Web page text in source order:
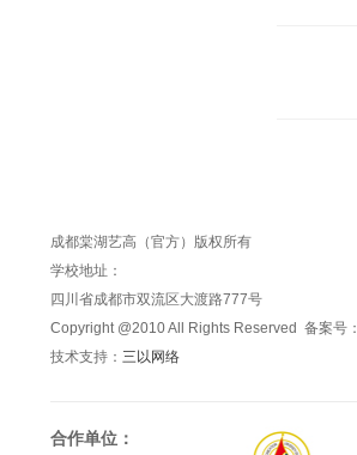
成都棠湖艺高（官方）版权所有
学校地址：
四川省成都市双流区大渡路777号
Copyright @2010 All Rights Reserved 备案号：
技术支持： 三以网络
合作单位：